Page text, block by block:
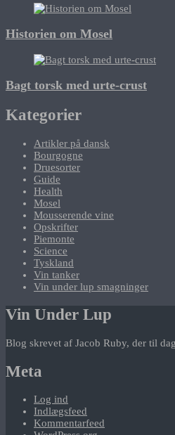
Historien om Mosel
Bagt torsk med urte-crust
Kategorier
Artikler på dansk
Bourgogne
Druesorter
Guide
Health
Mosel
Mousserende vine
Opskrifter
Piemonte
Science
Tyskland
Vin tanker
Vin under lup smagninger
Vin Under Lup
Blog skrevet af Jacob Ruby, der til
Meta
Log ind
Indlægsfeed
Kommentarfeed